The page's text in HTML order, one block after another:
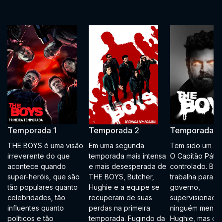
Temporada 1
THE BOYS é uma visão
irreverente do que
acontece quando
super-heróis, que são
tão populares quanto
celebridades, tão
influentes quanto
políticos e tão
Temporada 2
Em uma segunda
temporada mais intensa
e mais desesperada de
THE BOYS, Butcher,
Hughie e a equipe se
recuperam de suas
perdas na primeira
temporada. Fugindo da
Temporada 3
Tem sido um
O Capitão
controlado.
trabalha para o
governo,
ninguém
Hughie, mas